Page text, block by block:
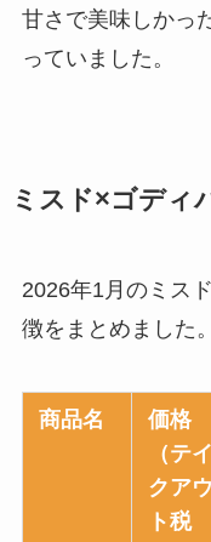
甘さで美味しかっ
っていました。
ミスド×ゴディ
2026年1月のミス
徴をまとめました。
商品名
価格
（テイ
クアウ
ト税